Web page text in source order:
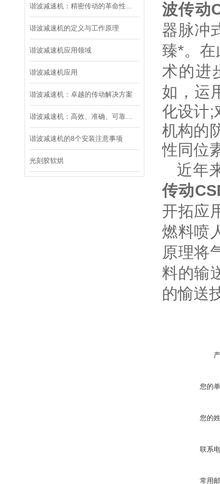
谐波减速机的定义与工作原理
谐波减速机应用领域
谐波减速机应用
谐波减速机：卓越的传动解决方案
谐波减速机的8个安装注意事项
光刻胶软烘
波传动
器脉冲
臻*。
术的进
如，运
化设计;
机构的
性同位
近年
传动
开拓应
燃料喷
原理将
料的输
的
您的
您的
联系
常用